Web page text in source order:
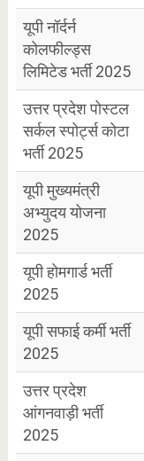
यूपी नॉर्दर्न
कोलफील्ड्स
लिमिटेड भर्ती 2025
उत्तर प्रदेश पोस्टल
सर्कल स्पोर्ट्स कोटा
भर्ती 2025
यूपी मुख्यमंत्री
अभ्युदय योजना
2025
यूपी होमगार्ड भर्ती
2025
यूपी सफाई कर्मी भर्ती
2025
उत्तर प्रदेश
आंगनवाड़ी भर्ती
2025